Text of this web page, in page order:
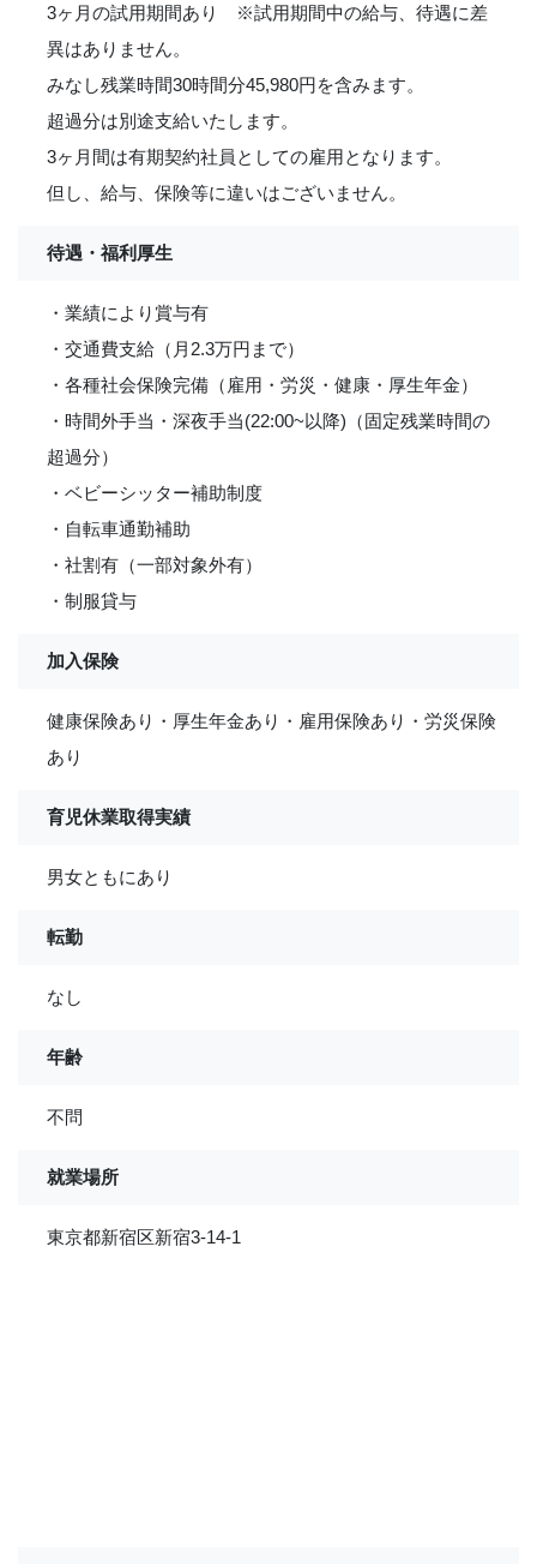
3ヶ月の試用期間あり ※試用期間中の給与、待遇に差
異はありません。
みなし残業時間30時間分45,980円を含みます。
超過分は別途支給いたします。
3ヶ月間は有期契約社員としての雇用となります。
但し、給与、保険等に違いはございません。
待遇・福利厚生
・業績により賞与有
・交通費支給（月2.3万円まで）
・各種社会保険完備（雇用・労災・健康・厚生年金）
・時間外手当・深夜手当(22:00~以降)（固定残業時間の
超過分）
・ベビーシッター補助制度
・自転車通勤補助
・社割有（一部対象外有）
・制服貸与
加入保険
健康保険あり・厚生年金あり・雇用保険あり・労災保険
あり
育児休業取得実績
男女ともにあり
転勤
なし
年齢
不問
就業場所
東京都新宿区新宿3-14-1